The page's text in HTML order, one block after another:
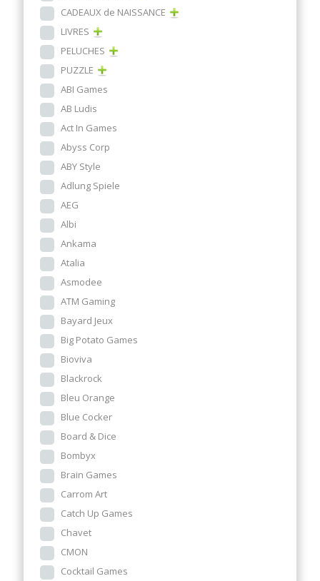
CADEAUX de NAISSANCE
LIVRES
PELUCHES
PUZZLE
ABI Games
AB Ludis
Act In Games
Abyss Corp
ABY Style
Adlung Spiele
AEG
Albi
Ankama
Atalia
Asmodee
ATM Gaming
Bayard Jeux
Big Potato Games
Bioviva
Blackrock
Bleu Orange
Blue Cocker
Board & Dice
Bombyx
Brain Games
Carrom Art
Catch Up Games
Chavet
CMON
Cocktail Games